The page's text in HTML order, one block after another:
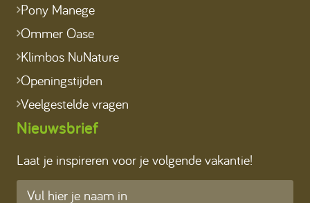
Pony Manege
Ommer Oase
Klimbos NuNature
Openingstijden
Veelgestelde vragen
Nieuwsbrief
Laat je inspireren voor je volgende vakantie!